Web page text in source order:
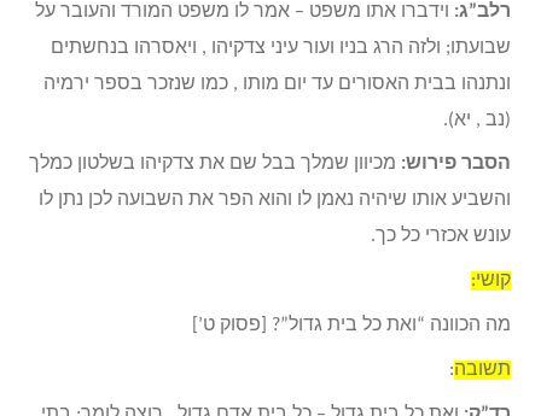
רלב”ג: וידברו אתו משפט – אמר לו משפט המורד והעובר על
שבועתו; ולזה הרג בניו ועור עיני צדקיהו , ויאסרהו בנחשתים
ונתנהו בבית האסורים עד יום מותו , כמו שנזכר בספר ירמיה
(נב , יא).
הסבר פירוש: מכיוון שמלך בבל שם את צדקיהו בשלטון כמלך
והשביע אותו שיהיה נאמן לו והוא הפר את השבועה לכן נתן לו
עונש אכזרי כל כך.
קושי:
מה הכוונה “ואת כל בית גדול”? [פסוק ט’]
תשובה: